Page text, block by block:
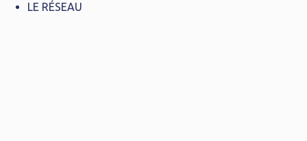
LE RÉSEAU